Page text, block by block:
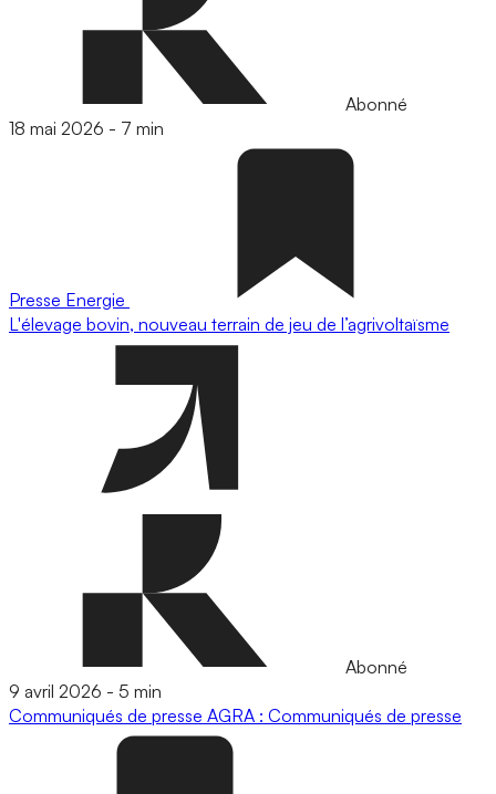
Abonné
18 mai 2026 - 7 min
Presse Energie
L'élevage bovin, nouveau terrain de jeu de l’agrivoltaïsme
Abonné
9 avril 2026 - 5 min
Communiqués de presse AGRA : Communiqués de presse